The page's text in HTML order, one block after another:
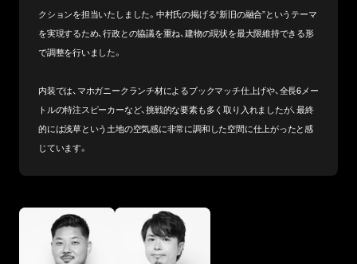
クションを担当いたしました。中村氏の掲げる“新旧の融合”というテーマ
を実現するため、行政との協議を重ね、建物の現状を最大限維持できる形
で調整を行いました。
内装では、マホガニークランチ材によるブックマッチ仕上げや、全長6メー
トルの特注スピーカーなど、挑戦的な要素も多く取り入れましたが、最終
的には浅草という土地の空気感に非常に調和した空間に仕上がったと感
じています。